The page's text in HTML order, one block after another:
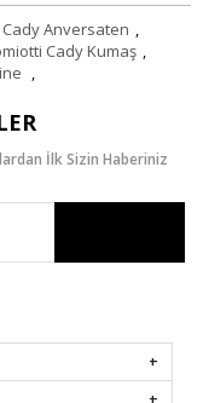
Anversaten ,
Cady Kumaş ,
,
İlk Sizin Haberiniz